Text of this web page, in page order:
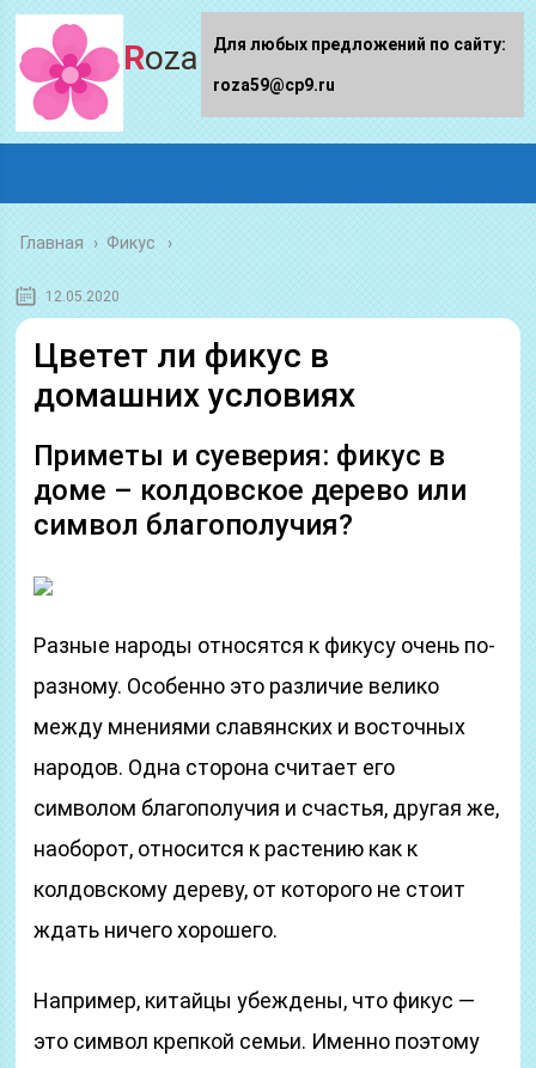
Roza59.ru
Главная › Фикус
12.05.2020
Цветет ли фикус в
домашних условиях
Приметы и суеверия: фикус в
доме – колдовское дерево или
символ благополучия?
Разные народы относятся к фикусу очень по-
разному. Особенно это различие велико
между мнениями славянских и восточных
народов. Одна сторона считает его
символом благополучия и счастья, другая же,
наоборот, относится к растению как к
колдовскому дереву, от которого не стоит
ждать ничего хорошего.
Например, китайцы убеждены, что фикус —
это символ крепкой семьи. Именно поэтому
Для любых предложений по сайту:
roza59@cp9.ru